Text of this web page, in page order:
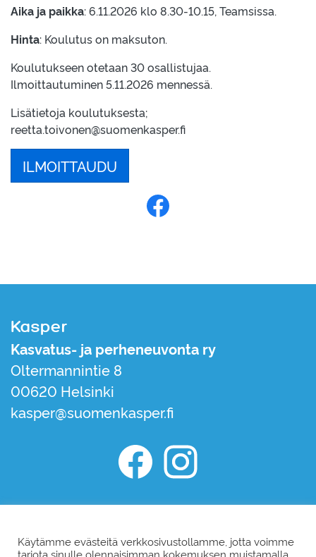
Aika ja paikka: 6.11.2026 klo 8.30-10.15, Teamsissa.
Hinta: Koulutus on maksuton.
Koulutukseen otetaan 30 osallistujaa.
Ilmoittautuminen 5.11.2026 mennessä.
Lisätietoja koulutuksesta;
reetta.toivonen@suomenkasper.fi
ILMOITTAUDU
Kasper
Kasvatus- ja perheneuvonta ry
Oltermannintie 8
00620 Helsinki
kasper@suomenkasper.fi
Tilaa uutiskirje
Käytämme evästeitä verkkosivustollamme, jotta voimme
tarjota sinulle olennaisimman kokemuksen muistamalla